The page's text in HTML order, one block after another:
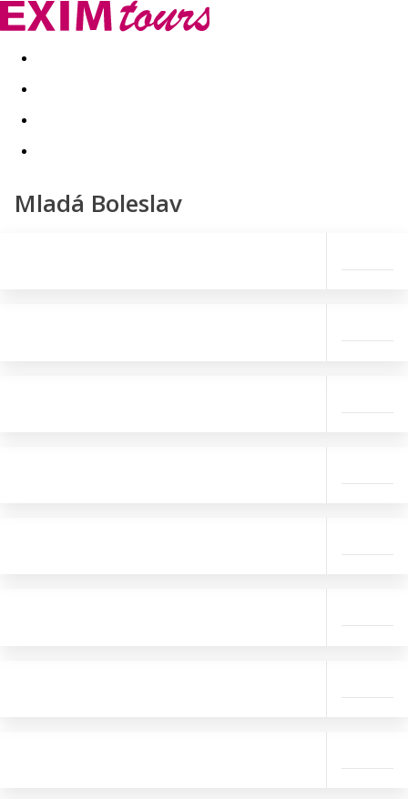
Akční nabídky Last minute
Mladá Boleslav